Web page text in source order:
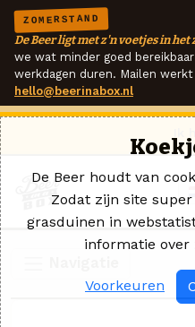
ZOMERSTAND
De Beer ligt met z'n voetjes in het
we wat minder goed
werkdagen duren. Mailen
hello@beerinabox.nl
De Beer houdt van
Zodat zijn site
grasduinen in
informatie over
Voorkeuren